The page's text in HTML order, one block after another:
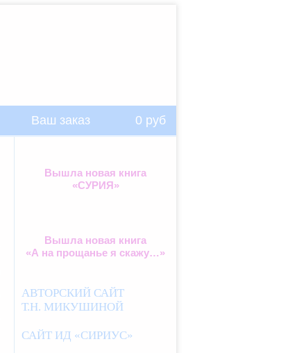
Ваш заказ 0 руб
Вышла новая книга
«СУРИЯ»
Вышла новая книга
«А на прощанье я скажу…»
АВТОРСКИЙ САЙТ
Т.Н. МИКУШИНОЙ
САЙТ ИД «СИРИУС»